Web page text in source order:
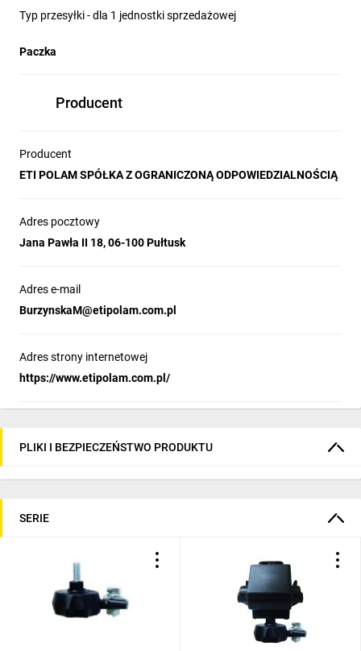
Typ przesyłki - dla 1 jednostki sprzedażowej
Paczka
Producent
Producent
ETI POLAM SPÓŁKA Z OGRANICZONĄ ODPOWIEDZIALNOŚCIĄ
Adres pocztowy
Jana Pawła II 18, 06-100 Pułtusk
Adres e-mail
BurzynskaM@etipolam.com.pl
Adres strony internetowej
https://www.etipolam.com.pl/
PLIKI I BEZPIECZEŃSTWO PRODUKTU
SERIE